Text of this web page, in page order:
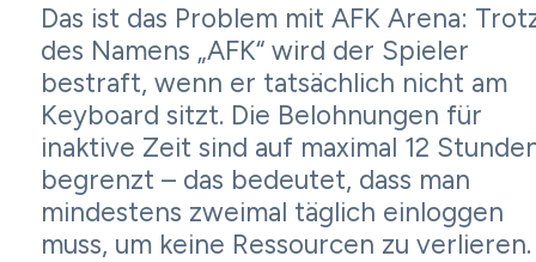
Das ist das Problem mit AFK Arena:
des Namens „AFK“ wird der Spieler
bestraft, wenn er tatsächlich nicht am
Keyboard sitzt. Die Belohnungen für
inaktive Zeit sind auf maximal 12
begrenzt – das bedeutet, dass man
mindestens zweimal täglich einloggen
muss, um keine Ressourcen zu verlieren.